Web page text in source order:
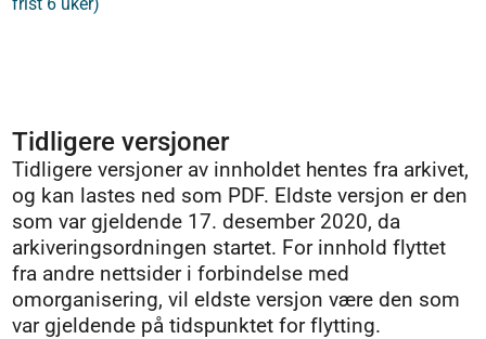
Tidligere versjoner
Tidligere versjoner av innholdet hentes fra arkivet,
og kan lastes ned som PDF. Eldste versjon er den
som var gjeldende 17. desember 2020, da
arkiveringsordningen startet. For innhold flyttet
fra andre nettsider i forbindelse med
omorganisering, vil eldste versjon være den som
var gjeldende på tidspunktet for flytting.